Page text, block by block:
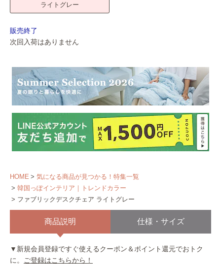
ライトグレー
販売終了
次回入荷はありません
HOME
気になる商品が見つかる！特集一覧
韓国っぽインテリア｜トレンドカラー
ファブリックデスクチェア ライトグレー
商品説明 仕様・サイズ
▼新規会員登録ですぐ使えるクーポン＆ポイント還元でおトク
に。 ご登録はこちらから！